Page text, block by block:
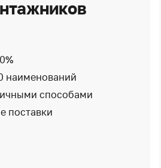
наименований
способами
поставки